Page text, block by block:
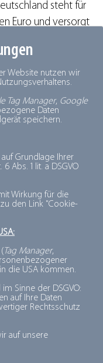
Website nutzen wir
Tag Manager, Google
Daten
speichern.
Grundlage Ihrer
Abs. 1 lit. a DSGVO
Wirkung für die
den Link "Cookie-
Tag Manager,
die USA kommen.
Sinne der DSGVO:
auf Ihre Daten
Rechtsschutz
auf unsere
steht für
Euro und versorgt
der Pro-Kopf-
Deutschland laut
von 49,4 kg.
erstmals die Marke
über 11.000
in den
ist die drittgrößte
Europa.